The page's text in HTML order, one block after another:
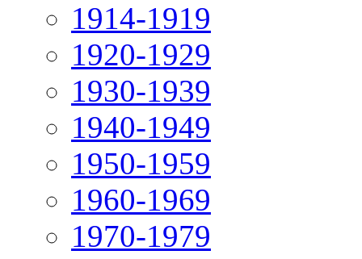
1914-1919
1920-1929
1930-1939
1940-1949
1950-1959
1960-1969
1970-1979